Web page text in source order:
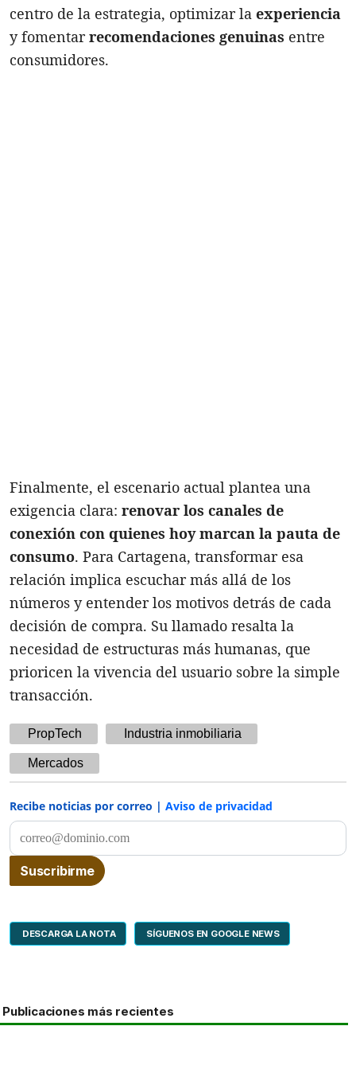
centro de la estrategia, optimizar la experiencia
y fomentarrecomendaciones genuinas entre
consumidores.
Finalmente, el escenario actual plantea una
exigencia clara: renovar los canales de
conexión con quienes hoy marcan la pauta de
consumo. Para Cartagena, transformar esa
relación implica escuchar más allá de los
números y entender los motivos detrás de cada
decisión de compra. Su llamado resalta la
necesidad de estructuras más humanas, que
prioricen la vivencia del usuario sobre la simple
transacción.
PropTech Industria inmobiliaria
Mercados
Recibe noticias por correo | Aviso de privacidad
DESCARGA LA NOTA SÍGUENOS EN GOOGLE NEWS
Publicaciones más recientes